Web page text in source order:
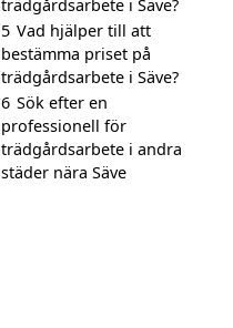
trädgårdsarbete i Säve?
5 Vad hjälper till att
bestämma priset på
trädgårdsarbete i Säve?
6 Sök efter en
professionell för
trädgårdsarbete i andra
städer nära Säve